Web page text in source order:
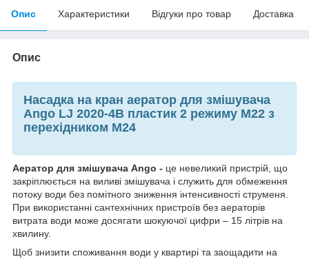
Опис Характеристики Відгуки про товар Доставка
Опис
Насадка на кран аератор для змішувача
Ango LJ 2020-4В пластик 2 режиму М22 з
перехідником М24
Аератор для змішувача Ango - це невеликий пристрій, що
закріплюється на виливі змішувача і служить для обмеження
потоку води без помітного зниження інтенсивності струменя.
При використанні сантехнічних пристроїв без аераторів
витрата води може досягати шокуючої цифри – 15 літрів на
хвилину.
Щоб знизити споживання води у квартирі та заощадити на